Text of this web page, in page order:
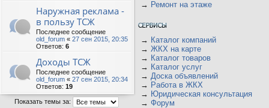
Наружная реклама -
в пользу ТСЖ
Последнее сообщение
old_forum « 27 сен 2015, 20:35
Ответов: 6
Доходы ТСЖ
Последнее сообщение
old_forum « 27 сен 2015, 20:34
Ответов: 19
Показать темы за:
→ Ремонт на этаже
→ Каталог компаний
→ ЖКХ на карте
→ Каталог товаров
→ Каталог услуг
→ Доска объявлений
→ Работа в ЖКХ
→ Юридическая консультация
→ Форум